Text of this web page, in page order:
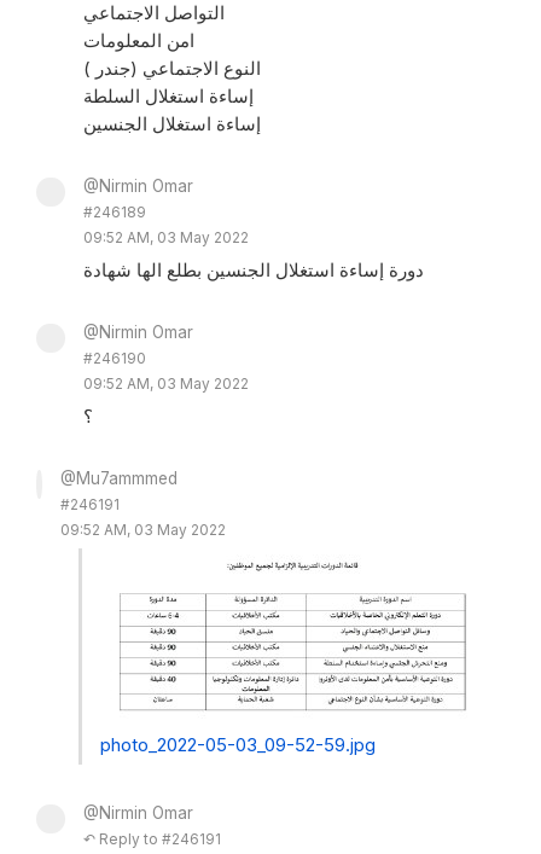
التواصل الاجتماعي
امن المعلومات
النوع الاجتماعي (جندر )
إساءة استغلال السلطة
إساءة استغلال الجنسين
@Nirmin Omar
#246189
09:52 AM, 03 May 2022
دورة إساءة استغلال الجنسين بطلع الها شهادة
@Nirmin Omar
#246190
09:52 AM, 03 May 2022
؟
@Mu7ammmed
#246191
09:52 AM, 03 May 2022
photo_2022-05-03_09-52-59.jpg
@Nirmin Omar
↶ Reply to #246191